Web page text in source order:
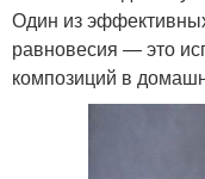
Один из
равновесия — это
композиций в